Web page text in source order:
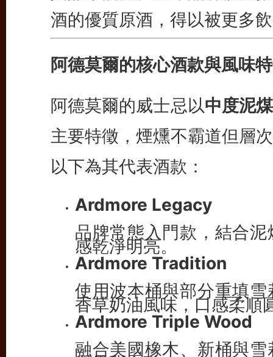
酒的優質原酒，得以被更多
阿德莫爾的核心酒款與風味
阿德莫爾的威士忌以中度泥
主要特徵，煙燻不霸道但層
以下為其代表酒款：
Ardmore Legacy
品牌常態入門款，結合
感乾淨明亮。
Ardmore Tradition
使用波本桶與部分重填
香草奶油風味，口感柔順
Ardmore Triple Wood
融合美國橡木、新桶與